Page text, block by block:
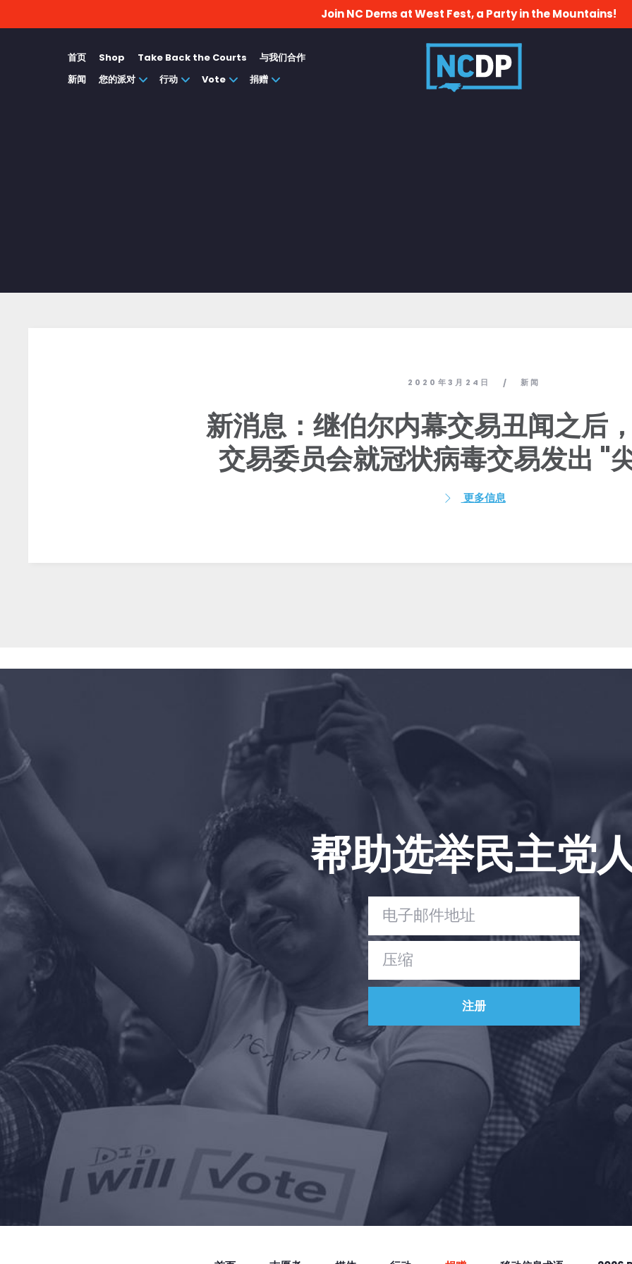
首页
Shop
Take Back the Courts
与我们合作
新闻
您的派对
行动
捐赠
Join NC Dems at West Fest, a Party in the Mountains!
首页 Shop Take Back the Courts
与我们合作
新闻
您的派对 行动 Vote 捐赠
2020年3月24日 / 新闻
新消息：继伯尔内幕交易丑闻之后
交易委员会就冠状病毒交易发出 "
更多信息
帮助选举民主党